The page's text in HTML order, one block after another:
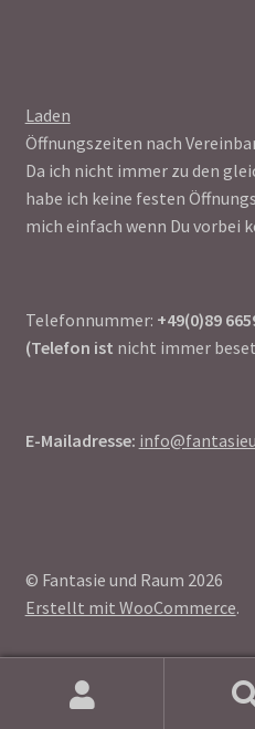
Laden
Öffnungszeiten nach
Da ich nicht immer zu den
habe ich keine festen
mich einfach wenn Du vorbei
Telefonnummer: +49(0)89
(Telefon ist nicht immer
E-Mailadresse:
© Fantasie und Raum 2026
Erstellt mit WooCommerce.